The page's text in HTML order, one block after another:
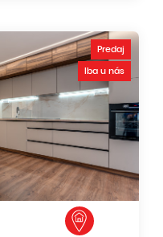
Predaj
Iba u nás